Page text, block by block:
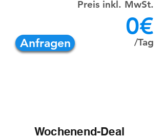
Anfragen /Tag
Preis inkl. MwSt.
0€
Wochenend-Deal